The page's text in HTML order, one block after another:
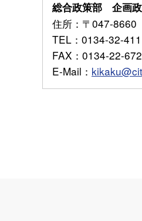
総合政策部 企画
住所 ：〒047-
TEL ：0134-32-
FAX ：0134-22-
E-Mail ：